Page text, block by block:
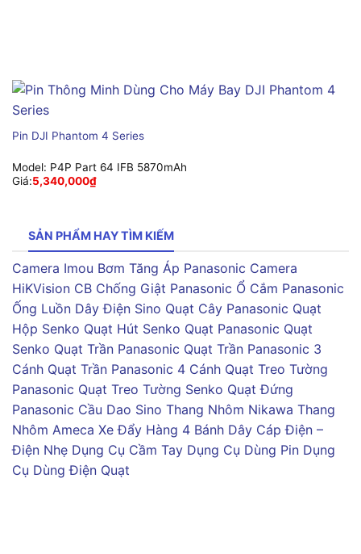
Pin DJI Phantom 4 Series
Model: P4P Part 64 IFB 5870mAh
Giá:5,340,000₫
SẢN PHẨM HAY TÌM KIẾM
Camera Imou Bơm Tăng Áp Panasonic Camera
HiKVision CB Chống Giật Panasonic Ổ Cắm Panasonic
Ống Luồn Dây Điện Sino Quạt Cây Panasonic Quạt
Hộp Senko Quạt Hút Senko Quạt Panasonic Quạt
Senko Quạt Trần Panasonic Quạt Trần Panasonic 3
Cánh Quạt Trần Panasonic 4 Cánh Quạt Treo Tường
Panasonic Quạt Treo Tường Senko Quạt Đứng
Panasonic Cầu Dao Sino Thang Nhôm Nikawa Thang
Nhôm Ameca Xe Đẩy Hàng 4 Bánh Dây Cáp Điện –
Điện Nhẹ Dụng Cụ Cầm Tay Dụng Cụ Dùng Pin Dụng
Cụ Dùng Điện Quạt